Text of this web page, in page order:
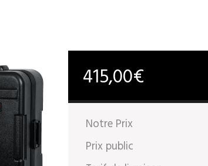
415,00€
Notre Prix
Prix public